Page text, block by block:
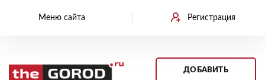
Меню сайта Регистрация
ДОБАВИТЬ